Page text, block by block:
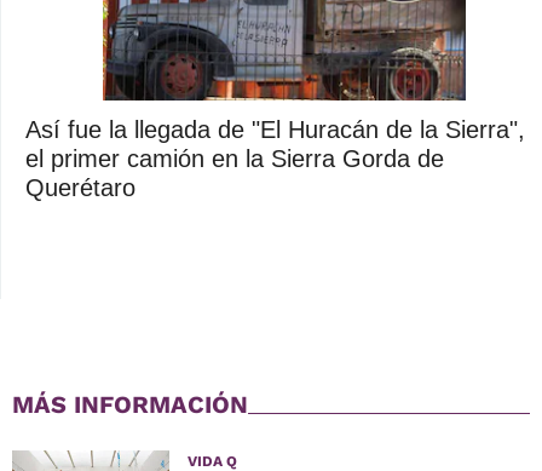
Así fue la llegada de "El Huracán de la Sierra",
el primer camión en la Sierra Gorda de
Querétaro
MÁS INFORMACIÓN
VIDA Q